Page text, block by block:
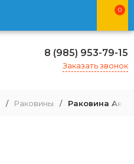
0
8 (985) 953-79-15
Заказать звонок
/ Раковины / Раковина